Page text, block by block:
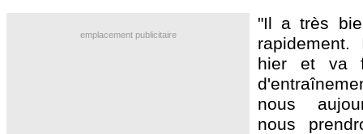
emplacement publicitaire
"Il a très
hier et va
nous
nous